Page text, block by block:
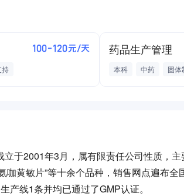
100-120元/天
持
药品生产管理
本科 中药 固体
于2001年3月，属有限责任公司性质，
咖黄敏片”等十余个品种，销售网点遍布
产线1条并均已通过了GMP认证。